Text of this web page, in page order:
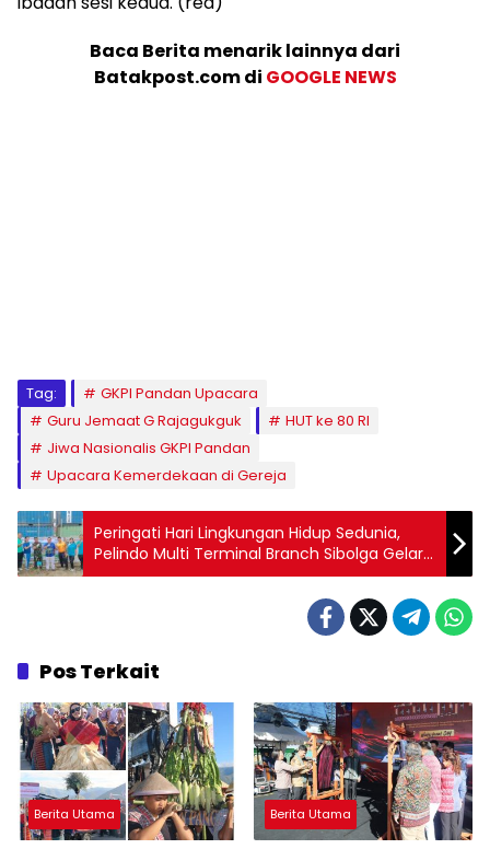
Baca Berita menarik lainnya dari
Batakpost.com di GOOGLE NEWS
Tag:
GKPI Pandan Upacara
Guru Jemaat G Rajagukguk
HUT ke 80 RI
Jiwa Nasionalis GKPI Pandan
Upacara Kemerdekaan di Gereja
Peringati Hari Lingkungan Hidup Sedunia,
Pelindo Multi Terminal Branch Sibolga Gelar
Aksi Tanam Pohon
Pos Terkait
Berita Utama Berita Utama